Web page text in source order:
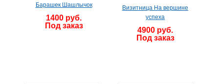
Барашек Шашлычок
1400 руб.
Под заказ
Визитница На вершине
успеха
4900 руб.
Под заказ